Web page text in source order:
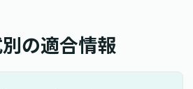
の適合情報